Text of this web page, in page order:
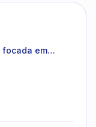
focada em